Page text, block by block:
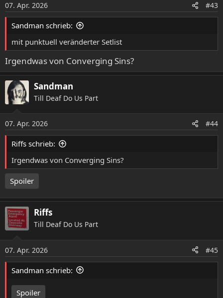
n
e
n
07. Apr. 2026 #43
Sandman schrieb:
mit punktuell veränderter Setlist
Irgendwas von Converging Sins?
Sandman
Till Deaf Do Us Part
07. Apr. 2026 #44
Riffs schrieb:
Irgendwas von Converging Sins?
Spoiler
Riffs
Till Deaf Do Us Part
07. Apr. 2026 #45
Sandman schrieb:
Spoiler